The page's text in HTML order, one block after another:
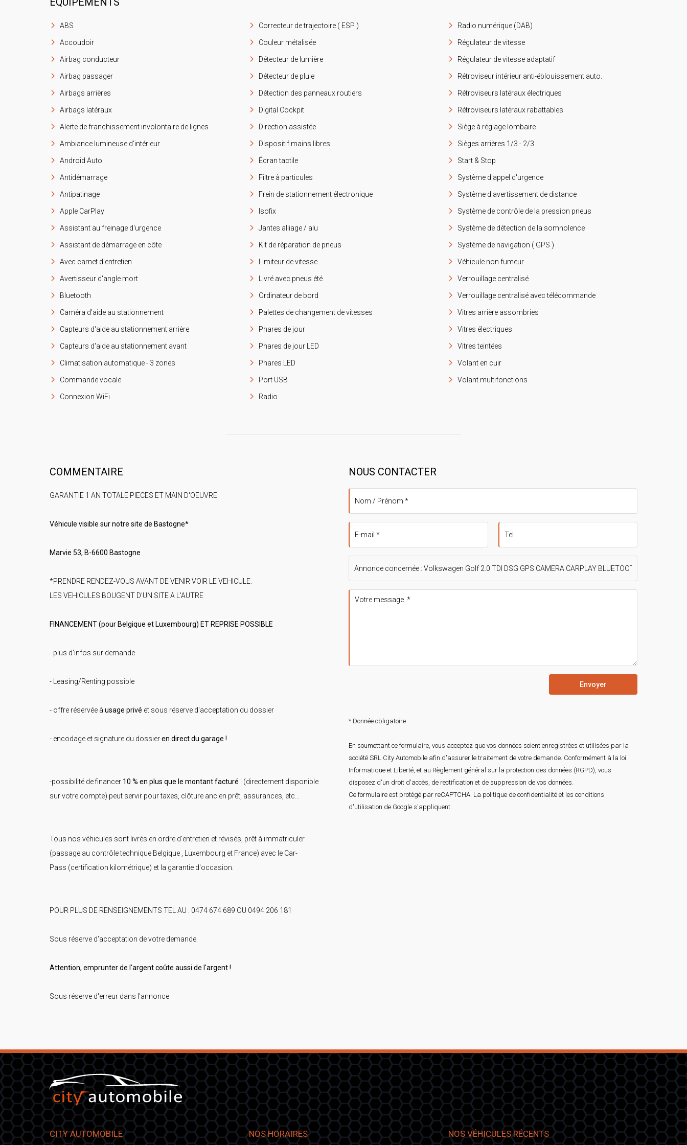
ABS
Accoudoir
Airbag conducteur
Airbag passager
Airbags arrières
Airbags latéraux
Alerte de franchissement involontaire de lignes
Ambiance lumineuse d'intérieur
Android Auto
Antidémarrage
Antipatinage
Apple CarPlay
Assistant au freinage d'urgence
Assistant de démarrage en côte
Avec carnet d'entretien
Avertisseur d'angle mort
Bluetooth
Caméra d'aide au stationnement
Capteurs d'aide au stationnement arrière
Capteurs d'aide au stationnement avant
Climatisation automatique - 3 zones
Commande vocale
Connexion WiFi
Correcteur de trajectoire ( ESP )
Couleur métalisée
Détecteur de lumière
Détecteur de pluie
Détection des panneaux routiers
Digital Cockpit
Direction assistée
Dispositif mains libres
Écran tactile
Filtre à particules
Frein de stationnement électronique
Isofix
Jantes alliage / alu
Kit de réparation de pneus
Limiteur de vitesse
Livré avec pneus été
Ordinateur de bord
Palettes de changement de vitesses
Phares de jour
Phares de jour LED
Phares LED
Port USB
Radio
Radio numérique (DAB)
Régulateur de vitesse
Régulateur de vitesse adaptatif
Rétroviseur intérieur anti-éblouissement auto.
Rétroviseurs latéraux électriques
Rétroviseurs latéraux rabattables
Siège à réglage lombaire
Sièges arrières 1/3 - 2/3
Start & Stop
Système d'appel d'urgence
Système d'avertissement de distance
Système de contrôle de la pression pneus
Système de détection de la somnolence
Système de navigation ( GPS )
Véhicule non fumeur
Verrouillage centralisé
Verrouillage centralisé avec télécommande
Vitres arrière assombries
Vitres électriques
Vitres teintées
Volant en cuir
Volant multifonctions
COMMENTAIRE
GARANTIE 1 AN TOTALE PIECES ET MAIN D'OEUVRE
Véhicule visible sur notre site de Bastogne*
Marvie 53, B-6600 Bastogne
*PRENDRE RENDEZ-VOUS AVANT DE VENIR VOIR LE VEHICULE.
LES VEHICULES BOUGENT D'UN SITE A L'AUTRE
FINANCEMENT (pour Belgique et Luxembourg) ET REPRISE POSSIBLE
- plus d'infos sur demande
- Leasing/Renting possible
- offre réservée à usage privé et sous réserve d'acceptation du dossier
- encodage et signature du dossieren direct du garage !
-possibilité de financer 10 % en plus que le montant facturé ! (directement disponible
sur votre compte) peut servir pour taxes, clôture ancien prêt, assurances, etc...
Tous nos véhicules sont livrés en ordre d'entretien et révisés, prêt à immatriculer
(passage au contrôle technique Belgique , Luxembourg et France) avec le Car-
Pass (certification kilométrique) et la garantie d'occasion.
POUR PLUS DE RENSEIGNEMENTS TEL AU : 0474 674 689 OU 0494 206 181
Sous réserve d'acceptation de votre demande.
Attention, emprunter de l'argent coûte aussi de l'argent !
Sous réserve d'erreur dans l'annonce
NOUS CONTACTER
Envoyer
* Donnée obligatoire
En soumettant ce formulaire, vous acceptez que vos données soient enregistrées et utilisées par la
société SRL City Automobile afin d'assurer le traitement de votre demande. Conformément à la loi
Informatique et Liberté, et au Règlement général sur la protection des données (RGPD), vous
disposez d'un droit d'accès, de rectification et de suppression de vos données.
Ce formulaire est protégé par reCAPTCHA. La politique de confidentialité et les conditions
d'utilisation de Google s'appliquent.
CITY AUTOMOBILE NOS HORAIRES NOS VÉHICULES RÉCENTS